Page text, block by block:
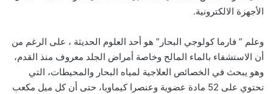
الأجهزة الالكترونية.
وعلم ” فارما كولوجي البحار” هو أحد العلوم الحديثة ، على الرغم من
أن الاستشفاء بالماء المالح وخاصة أمراض الجلد معروف منذ القدم،
وهو يبحث في الخصائص العلاجية لمياه البحار والمحيطات، التي
تحتوي على 52 مادة عضوية وعنصرا كيماويا، حتى أن كل ميل مكعب